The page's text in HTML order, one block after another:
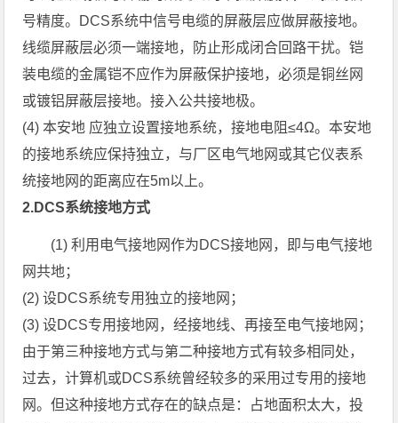
号精度。DCS系统中信号电缆的屏蔽层应做屏蔽接地。
线缆屏蔽层必须一端接地，防止形成闭合回路干扰。铠
装电缆的金属铠不应作为屏蔽保护接地，必须是铜丝网
或镀铝屏蔽层接地。接入公共接地极。
(4) 本安地 应独立设置接地系统，接地电阻≤4Ω。本安地
的接地系统应保持独立，与厂区电气地网或其它仪表系
统接地网的距离应在5m以上。
2.DCS系统接地方式
(1) 利用电气接地网作为DCS接地网，即与电气接地
网共地；
(2) 设DCS系统专用独立的接地网；
(3) 设DCS专用接地网，经接地线、再接至电气接地网；
由于第三种接地方式与第二种接地方式有较多相同处，
过去，计算机或DCS系统曾经较多的采用过专用的接地
网。但这种接地方式存在的缺点是：占地面积太大，投